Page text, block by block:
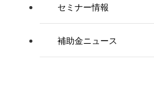
セミナー情報
補助金ニュース